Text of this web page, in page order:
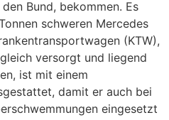
Bund, bekommen. Es
schweren Mercedes
(KTW),
versorgt und liegend
ist mit einem
damit er auch bei
eingesetzt